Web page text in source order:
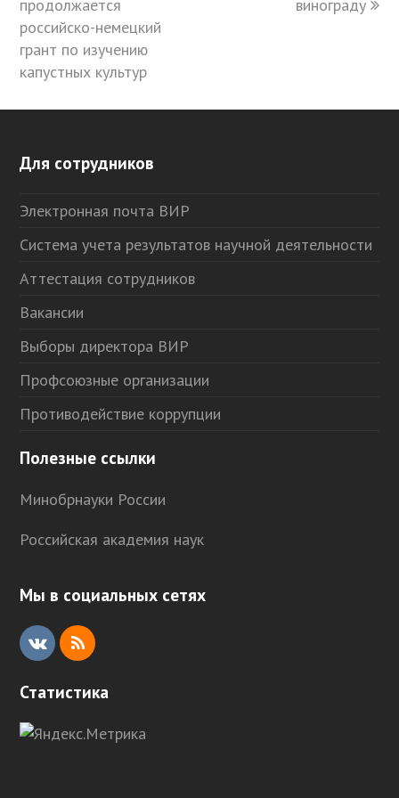
продолжается
российско-немецкий
грант по изучению
капустных культур
винограду
Для сотрудников
Электронная почта ВИР
Система учета результатов научной деятельности
Аттестация сотрудников
Вакансии
Выборы директора ВИР
Профсоюзные организации
Противодействие коррупции
Полезные ссылки
Минобрнауки России
Российская академия наук
Мы в социальных сетях
V
R
Статистика